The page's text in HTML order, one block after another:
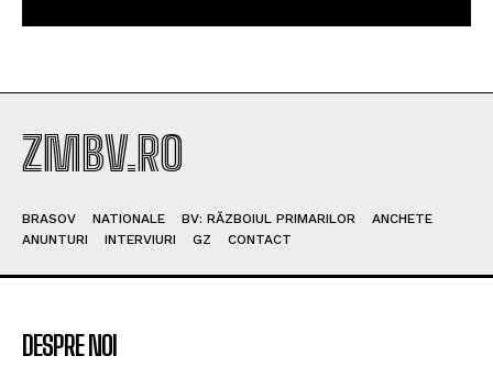
ZMBV.RO
BRASOV NATIONALE BV: RĂZBOIUL PRIMARILOR
ANCHETE
ANUNTURI
INTERVIURI GZ CONTACT
DESPRE NOI